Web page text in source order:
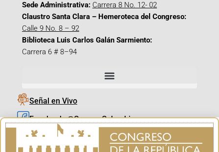
Sede Administrativa: Carrera 8 No. 12- 02
Claustro Santa Clara – Hemeroteca del Congreso:
Calle 9 No. 8 – 92
Biblioteca Luis Carlos Galán Sarmiento:
Carrera 6 # 8–94
Señal en Vivo
Facebook_@CamaraColombia
Instagram_@CamaraColombia